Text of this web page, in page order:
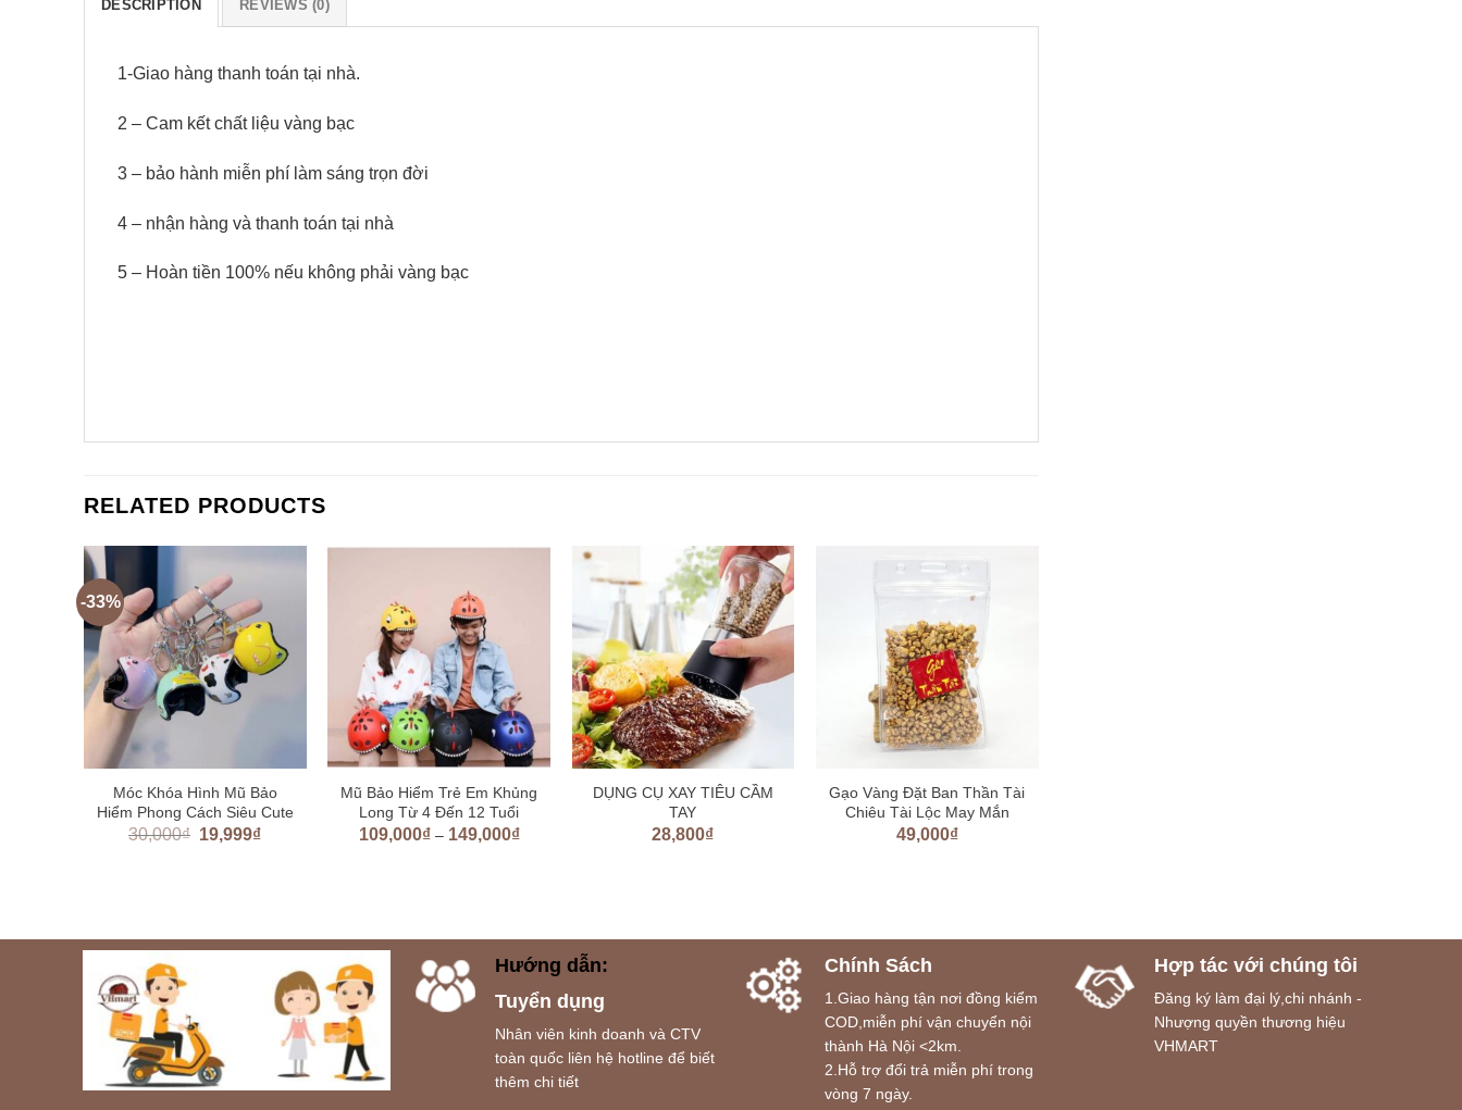
DESCRIPTION REVIEWS (0)
1-Giao hàng thanh toán tại nhà.
2 – Cam kết chất liệu vàng bạc
3 – bảo hành miễn phí làm sáng trọn đời
4 – nhận hàng và thanh toán tại nhà
5 – Hoàn tiền 100% nếu không phải vàng bạc
RELATED PRODUCTS
-33%
Móc Khóa Hình Mũ Bảo
Hiểm Phong Cách Siêu Cute
30,000₫ 19,999₫
Mũ Bảo Hiểm Trẻ Em Khủng
Long Từ 4 Đến 12 Tuổi
109,000₫– 149,000₫
DỤNG CỤ XAY TIÊU CẦM
TAY
28,800₫
Gạo Vàng Đặt Ban Thần Tài
Chiêu Tài Lộc May Mắn
49,000₫
Hướng dẫn:
Tuyển dụng
Nhân viên kinh doanh và CTV
toàn quốc liên hệ hotline để biết
thêm chi tiết
Chính Sách
1.Giao hàng tận nơi đồng kiểm
COD,miễn phí vận chuyển nội
thành Hà Nội <2km.
2.Hỗ trợ đổi trả miễn phí trong
vòng 7 ngày.
Hợp tác với chúng tôi
Đăng ký làm đại lý,chi nhánh -
Nhượng quyền thương hiệu
VHMART